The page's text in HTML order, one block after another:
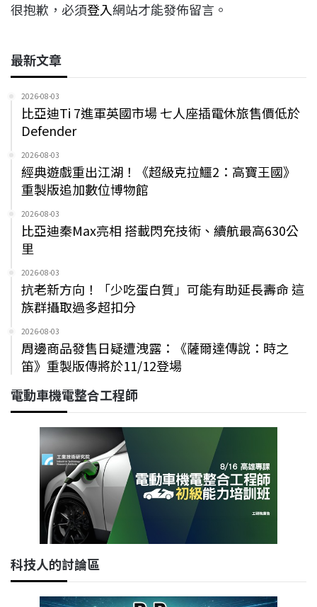
很抱歉，必須登入網站才能發佈留言。
最新文章
2026-08-03
比亞迪Ti 7進軍英國市場 七人座插電休旅售價低於
Defender
2026-08-03
經典遊戲重出江湖！《超級克拉鱷2：高寶王國》
重製版追加數位博物館
2026-08-03
比亞迪秦Max亮相 搭載閃充技術、續航最高630公
里
2026-08-03
抗老新方向！「少吃蛋白質」可能有助延長壽命 這
族群攝取過多超扣分
2026-08-03
周邊商品發售日疑遭洩露：《薩爾達傳說：時之
笛》重製版傳將於11/12登場
電動車機電整合工程師
科技人的討論區